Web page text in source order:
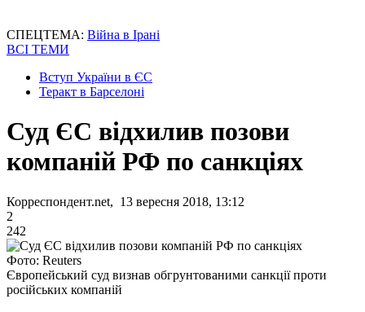
СПЕЦТЕМА: Війна в Ірані
ВСІ ТЕМИ
Вступ України в ЄС
Теракт в Барселоні
Суд ЄС відхилив позови
компаній РФ по санкціях
Корреспондент.net, 13 вересня 2018, 13:12
2
242
Фото: Reuters
Європейський суд визнав обгрунтованими санкції проти
російських компаній